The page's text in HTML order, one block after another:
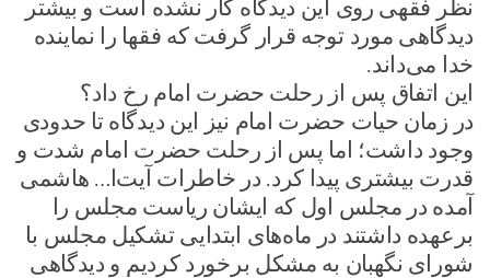
نظر فقهی روی این دیدگاه کار نشده است و بیشتر
دیدگاهی مورد توجه قرار گرفت که فقها را نماینده
خدا می‌داند.
این اتفاق پس از رحلت حضرت امام رخ داد؟
در زمان حیات حضرت امام نیز این دیدگاه تا حدودی
وجود داشت؛ اما پس از رحلت حضرت امام شدت و
قدرت بیشتری پیدا کرد. در خاطرات آیت‌ا… هاشمی
آمده در مجلس اول که ایشان ریاست مجلس را
برعهده داشتند در ماه‌های ابتدایی تشکیل مجلس با
شورای نگهبان به مشکل برخورد کردیم و دیدگاهی